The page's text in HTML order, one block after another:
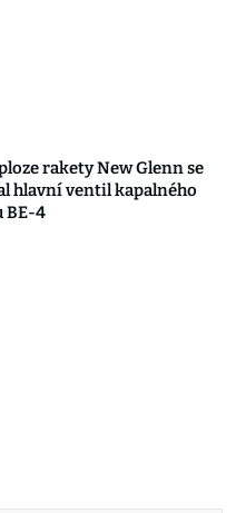
rakety New Glenn se
hlavní ventil kapalného
BE-4